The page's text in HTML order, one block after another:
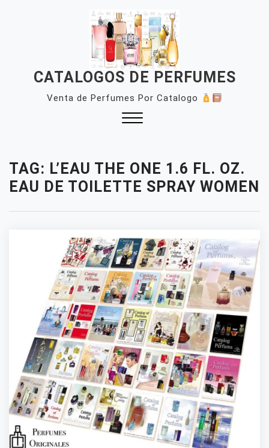
CATALOGOS DE PERFUMES
Venta de Perfumes Por Catalogo
TAG: L’EAU THE ONE 1.6 FL. OZ.
EAU DE TOILETTE SPRAY WOMEN